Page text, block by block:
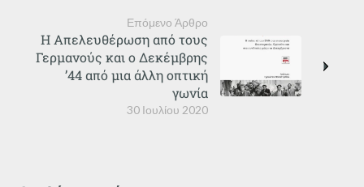
Επόμενο Άρθρο
30 Ιουλίου 2020
Η Απελευθέρωση από τους
Γερμανούς και ο Δεκέμβρης
’44 από μια άλλη οπτική
γωνία